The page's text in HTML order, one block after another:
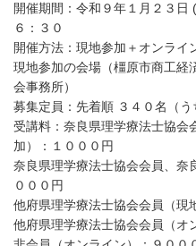
開催期間：令和９年１月２３日
６：３０
開催方法：現地参加＋オンラ
現地参加の会場（橿原市商工
会事務所）
募集定員：先着順 ３４０名（う
受講料：奈良県理学療法士協会
加）：１０００円
奈良県理学療法士協会会員、奈
０００円
他府県理学療法士協会会員（現
他府県理学療法士協会会員（オ